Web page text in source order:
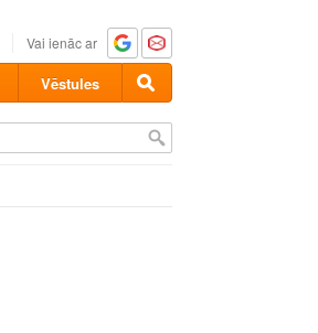
Vai ienāc ar
Vēstules